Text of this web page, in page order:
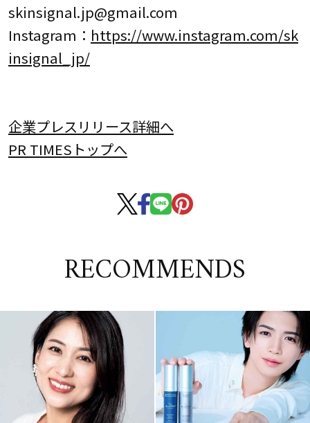
skinsignal.jp@gmail.com
Instagram： https://www.instagram.com/sk
insignal_jp/
企業プレスリリース詳細へ
PR TIMESトップへ
RECOMMENDS